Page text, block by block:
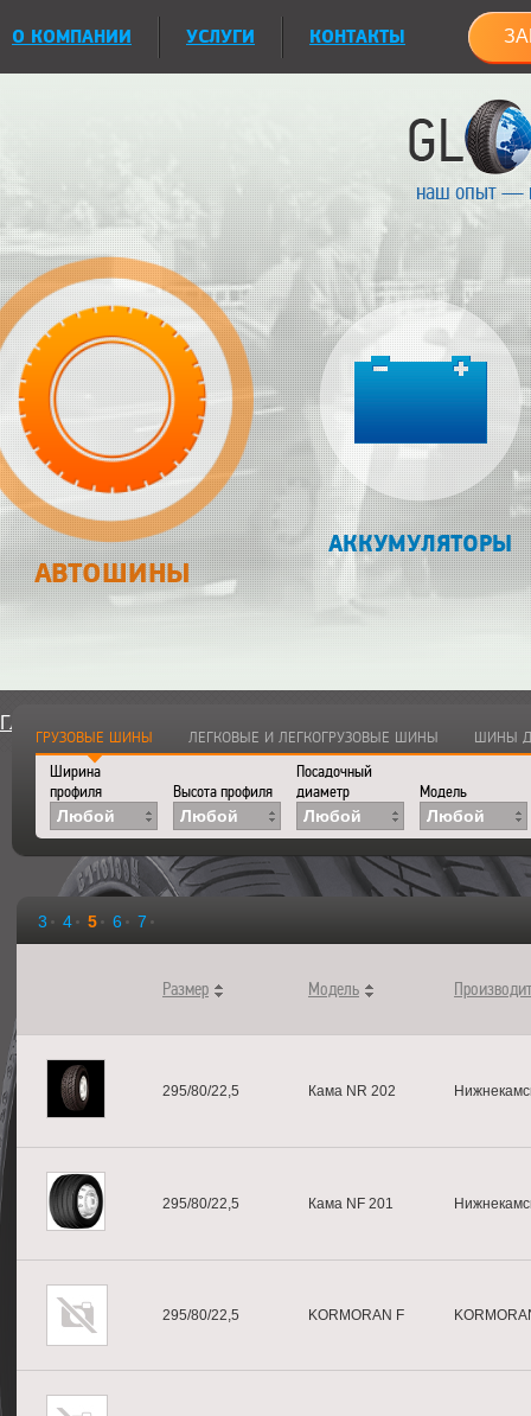
О КОМПАНИИ УСЛУГИ КОНТАКТЫ
наш опыт —
АВТОШИНЫ
АККУМУЛЯТОРЫ
Главная
ГРУЗОВЫЕ ШИНЫ ЛЕГКОВЫЕ И ЛЕГКОГРУЗОВЫЕ ШИНЫ ШИНЫ
Ширина
профиля
Любой
Высота профиля
Любой
Посадочный
диаметр
Любой
Модель
Любой
3 4 5 6 7
Размер Модель
295/80/22,5 Кама NR 202
295/80/22,5 Кама NF 201
295/80/22,5 KORMORAN F